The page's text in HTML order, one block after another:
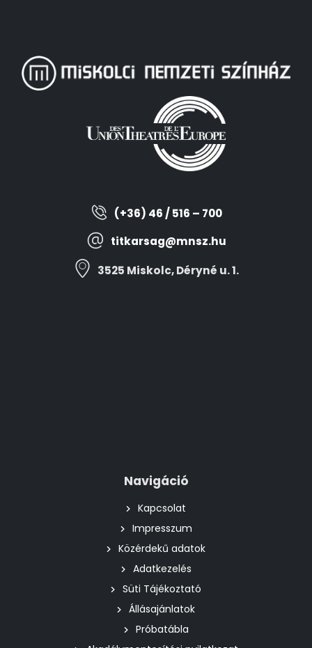
(+36) 46 / 516 – 700
titkarsag@mnsz.hu
3525 Miskolc, Déryné u. 1.
Navigáció
Kapcsolat
Impresszum
Közérdekű adatok
Adatkezelés
Süti Tájékoztató
Állásajánlatok
Próbatábla